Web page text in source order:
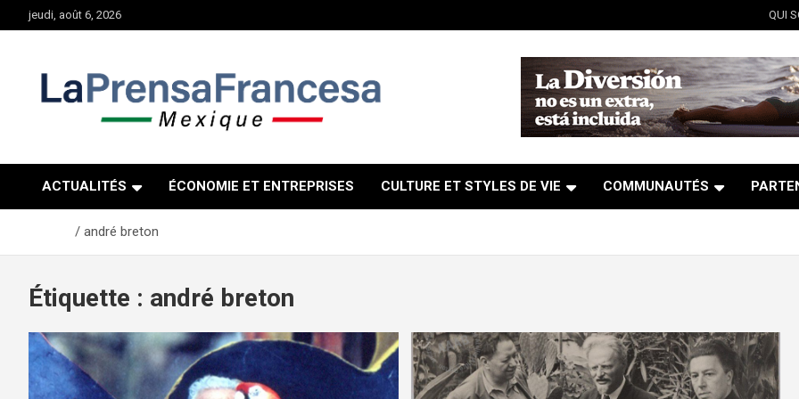
au
jeudi, août 6, 2026 QUI
ACTUALITÉS ÉCONOMIE ET ENTREPRISES CULTURE ET STYLES DE VIE COMMUNAUTÉS
andré breton
Étiquette : andré breton